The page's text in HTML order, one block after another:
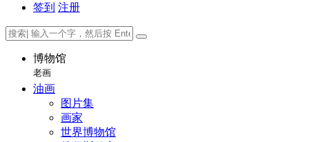
签到 注册
博物馆
老画
油画
图片集
画家
世界博物馆